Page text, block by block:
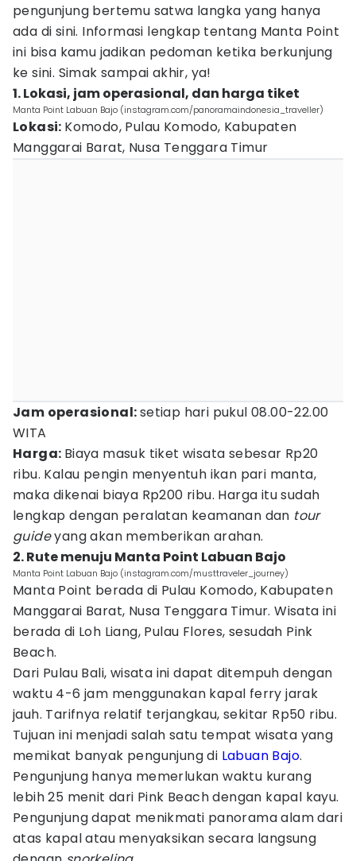
pengunjung bertemu satwa langka yang hanya
ada di sini. Informasi lengkap tentang Manta Point
ini bisa kamu jadikan pedoman ketika berkunjung
ke sini. Simak sampai akhir, ya!
1. Lokasi, jam operasional, dan harga tiket
Manta Point Labuan Bajo (instagram.com/panoramaindonesia_traveller)
Lokasi: Komodo, Pulau Komodo, Kabupaten
Manggarai Barat, Nusa Tenggara Timur
Jam operasional:setiap hari pukul 08.00-22.00
WITA
Harga: Biaya masuk tiket wisata sebesar Rp20
ribu. Kalau pengin menyentuh ikan pari manta,
maka dikenai biaya Rp200 ribu. Harga itu sudah
lengkap dengan peralatan keamanan dan tour
guideyang akan memberikan arahan.
2. Rute menuju Manta Point Labuan Bajo
Manta Point Labuan Bajo (instagram.com/musttraveler_journey)
Manta Point berada di Pulau Komodo, Kabupaten
Manggarai Barat, Nusa Tenggara Timur. Wisata ini
berada di Loh Liang, Pulau Flores, sesudah Pink
Beach.
Dari Pulau Bali, wisata ini dapat ditempuh dengan
waktu 4-6 jam menggunakan kapal ferry jarak
jauh. Tarifnya relatif terjangkau, sekitar Rp50 ribu.
Tujuan ini menjadi salah satu tempat wisata yang
memikat banyak pengunjung di Labuan Bajo.
Pengunjung hanya memerlukan waktu kurang
lebih 25 menit dari Pink Beach dengan kapal kayu.
Pengunjung dapat menikmati panorama alam dari
atas kapal atau menyaksikan secara langsung